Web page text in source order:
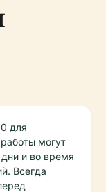
для
могут
и во время
Всегда